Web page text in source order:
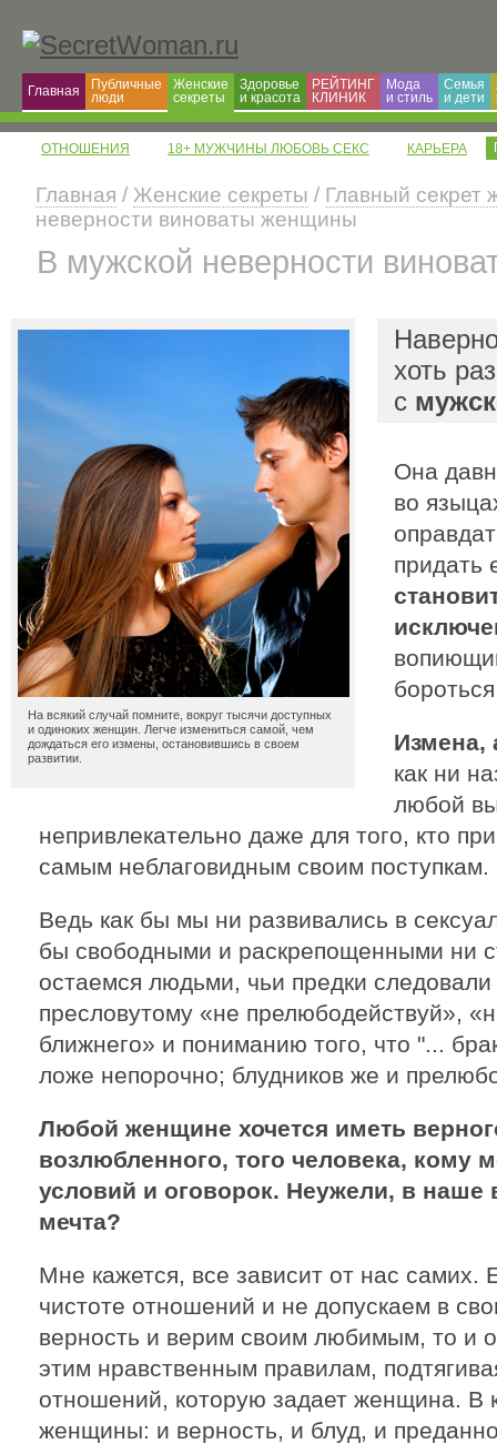
Главная
Публичные
люди
Женские
секреты
Здоровье
и красота
РЕЙТИНГ
КЛИНИК
Мода
и cтиль
Семья
и дети
ОТНОШЕНИЯ 18+ МУЖЧИНЫ ЛЮБОВЬ СЕКС КАРЬЕРА
Главная / Женские секреты / Главный
неверности виноваты женщины
В мужской неверности
На всякий случай помните, вокруг тысячи доступных
и одиноких женщин. Легче измениться самой, чем
дождаться его измены, остановившись в своем
развитии.
хоть
с
Она
во
придать
Измена,
как ни
любой
непривлекательно даже для того, кто
самым неблаговидным своим поступкам.
Ведь как бы мы ни развивались в
бы свободными и раскрепощенными ни
остаемся людьми, чьи предки
пресловутому «не прелюбодействуй»,
ближнего» и пониманию того, что "...
ложе непорочно; блудников же и
Любой женщине хочется иметь
возлюбленного, того человека, кому
условий и оговорок. Неужели, в наше
мечта?
Мне кажется, все зависит от нас
чистоте отношений и не допускаем в
верность и верим своим любимым, то и
этим нравственным правилам,
отношений, которую задает женщина. В
женщины: и верность, и блуд, и